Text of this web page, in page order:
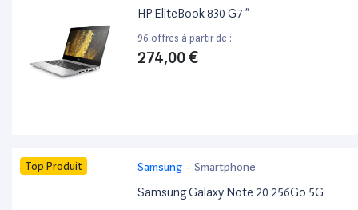
HP EliteBook 830 G7 ”
96 offres à partir de :
274,00 €
Top Produit Samsung - Smartphone
Samsung Galaxy Note 20 256Go 5G